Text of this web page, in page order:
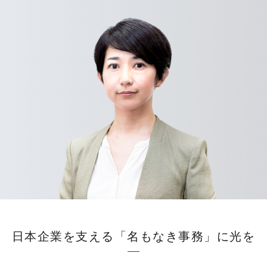
日本企業を支える「名もなき事務」に光を